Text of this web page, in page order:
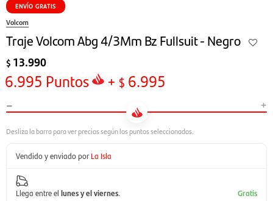
ENVÍO GRATIS
Volcom
Traje Volcom Abg 4/3Mm Bz Fullsuit - Negro
$ 13.990
6.995 Puntos + $ 6.995
- +
Vendido y enviado por La Isla
Llega entre el lunes y el viernes.
Gratis